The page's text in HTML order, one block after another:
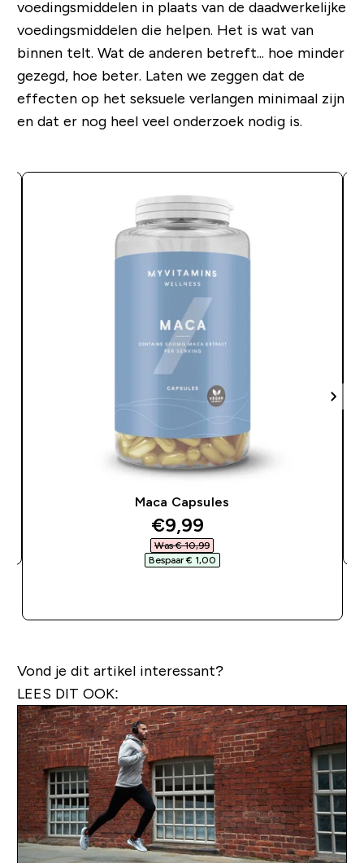
voedingsmiddelen in plaats van de daadwerkelijke
voedingsmiddelen die helpen. Het is wat van
binnen telt. Wat de anderen betreft... hoe minder
gezegd, hoe beter. Laten we zeggen dat de
effecten op het seksuele verlangen minimaal zijn
en dat er nog heel veel onderzoek nodig is.
Maca Capsules
discounted price
€9,99‎
Was € 10,99‎
Bespaar € 1,00‎
Vond je dit artikel interessant?
LEES DIT OOK: